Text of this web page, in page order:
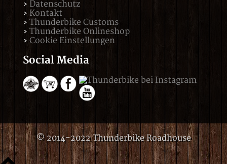
Datenschutz
Kontakt
Thunderbike Customs
Thunderbike Onlineshop
Cookie Einstellungen
Social Media
© 2014-2022 Thunderbike Roadhouse